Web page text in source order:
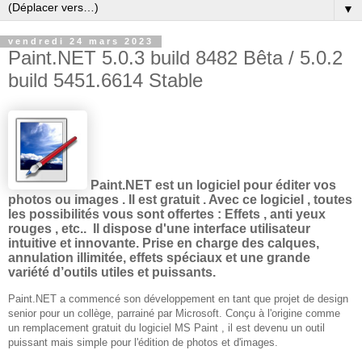
▼
vendredi 24 mars 2023
Paint.NET 5.0.3 build 8482 Bêta / 5.0.2
build 5451.6614 Stable
Paint.NET est un logiciel pour éditer vos
photos ou images . Il est gratuit . Avec ce logiciel , toutes
les possibilités vous sont offertes : Effets , anti yeux
rouges , etc.. Il dispose d'une interface utilisateur
intuitive et innovante. Prise en charge des calques,
annulation illimitée, effets spéciaux et une grande
variété d’outils utiles et puissants.
Paint.NET a commencé son développement en tant que projet de design
senior pour un collège, parrainé par Microsoft. Conçu à l'origine comme
un remplacement gratuit du logiciel MS Paint , il est devenu un outil
puissant mais simple pour l'édition de photos et d'images.